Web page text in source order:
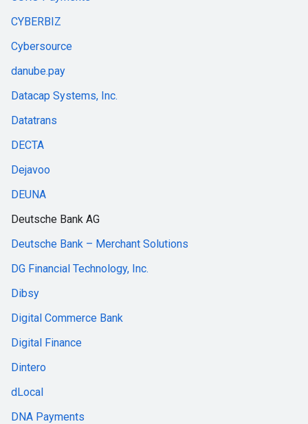
CYBERBIZ
Cybersource
danube.pay
Datacap Systems, Inc.
Datatrans
DECTA
Dejavoo
DEUNA
Deutsche Bank AG
Deutsche Bank – Merchant Solutions
DG Financial Technology, Inc.
Dibsy
Digital Commerce Bank
Digital Finance
Dintero
dLocal
DNA Payments